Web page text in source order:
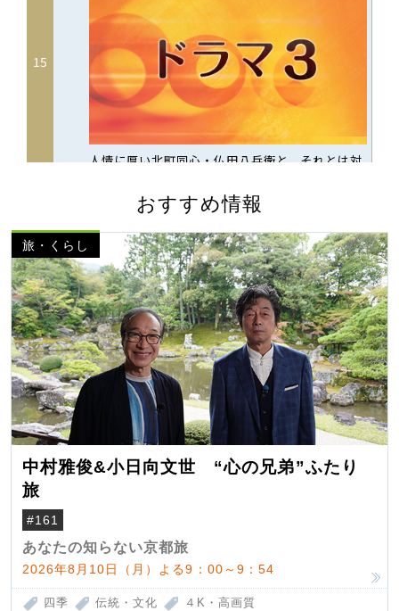
おすすめ情報
旅・くらし
中村雅俊&小日向文世 “心の兄弟”ふたり
旅
#161
あなたの知らない京都旅
2026年8月10日（月）よる9：00～9：54
四季 伝統・文化 ４K・高画質